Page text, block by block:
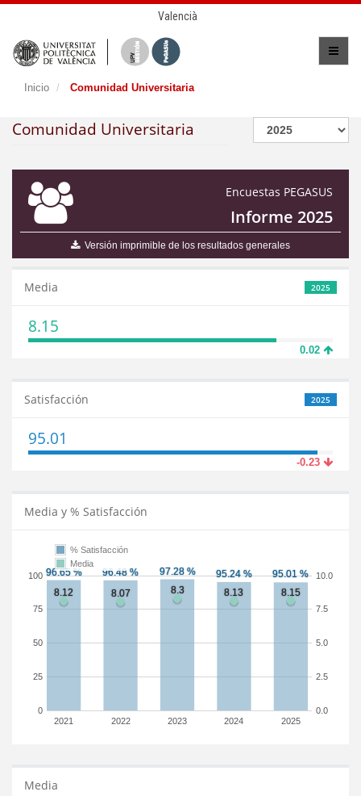
Valencià
Inicio Comunidad Universitaria
Comunidad Universitaria
Encuestas PEGASUS
Informe 2025
Versión imprimible de los resultados generales
2025
Media
8.15
0.02
2025
Satisfacción
95.01
-0.23
Media y % Satisfacción
2021 2022 2023 2024 2025
0
25
50
75
100
0.0
2.5
5.0
7.5
10.0
% Satisfacción
Media
Media